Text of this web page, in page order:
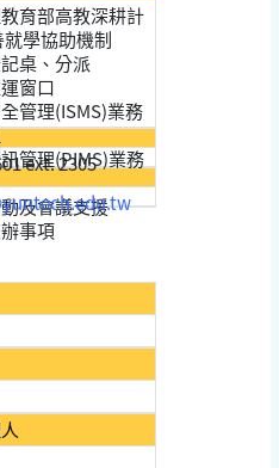
育部高教深耕計
學協助機制
桌、分派
窗口
管理(ISMS)業務
管理(PIMS)業務
及會議支援
事項
ext. 2305